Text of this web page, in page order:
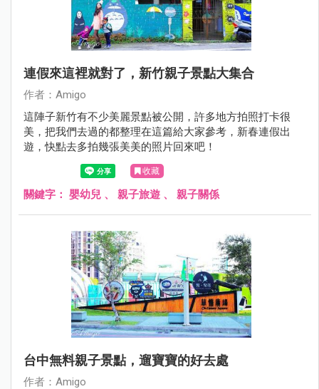
連假來這裡就對了，新竹親子景點大集合
作者：Amigo
這陣子新竹有不少美麗景點被公開，許多地方拍照打卡很
美，把我們去過的都整理在這篇給大家參考，新春連假出
遊，快點去多拍幾張美美的照片回來吧！
收藏
關鍵字： 嬰幼兒 、 親子旅遊 、 親子關係
台中無料親子景點，遛寶寶的好去處
作者：Amigo